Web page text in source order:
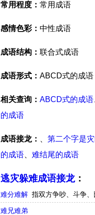
常用程度： 常用成语
感情色彩： 中性成语
成语结构： 联合式成语
成语形式： ABCD式的成语
相关查询： ABCD式的成语
的成语
成语接龙： 第二个字是
的成语
难结尾的成语
逃灾躲难成语接龙：
难分难解 指双方争吵、斗争
难兄难弟